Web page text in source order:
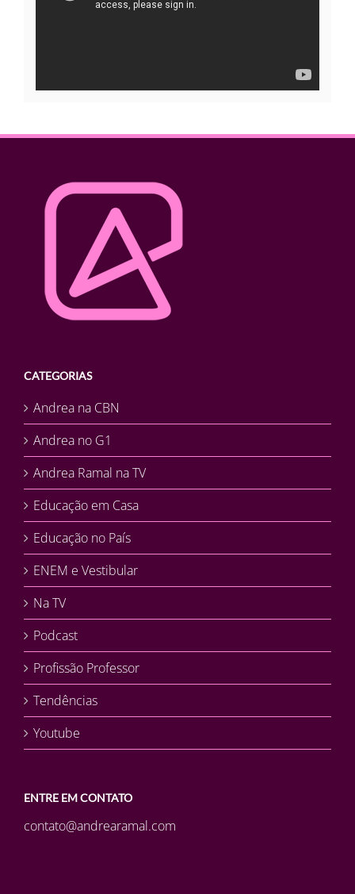
CATEGORIAS
Andrea na CBN
Andrea no G1
Andrea Ramal na TV
Educação em Casa
Educação no País
ENEM e Vestibular
Na TV
Podcast
Profissão Professor
Tendências
Youtube
ENTRE EM CONTATO
contato@andrearamal.com